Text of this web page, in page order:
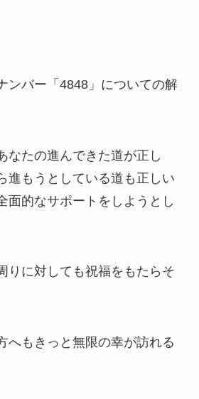
ンバー「4848」についての解
なたの進んできた道が正し
進もうとしている道も正しい
面的なサポートをしようとし
りに対しても祝福をもたらそ
へもきっと無限の幸が訪れる